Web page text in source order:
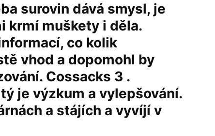
surovin dává smysl, je
krmí muškety i děla.
co kolik
vhod a dopomohl by
Cossacks 3 .
je výzkum a vylepšování.
a stájích a vyvíjí v